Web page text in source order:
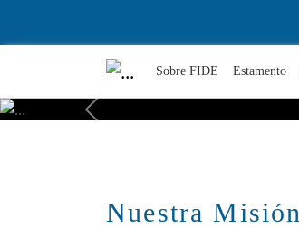
Sobre FIDE Estamento
Previous
Nuestra Misión